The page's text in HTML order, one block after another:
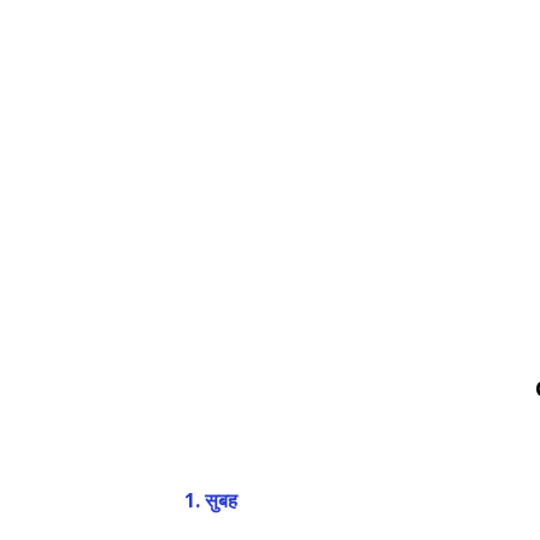
1. सुबह